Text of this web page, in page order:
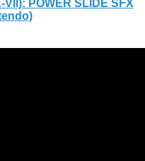
POWER SLIDE SFX